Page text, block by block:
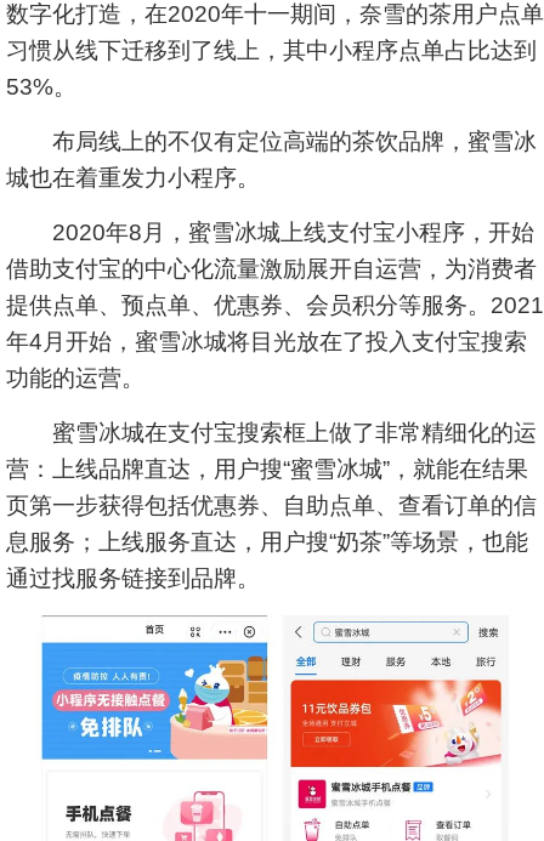
数字化打造，在2020年十一期间，奈雪的茶用户点单
习惯从线下迁移到了线上，其中小程序点单占比达到
53%。
布局线上的不仅有定位高端的茶饮品牌，蜜雪冰
城也在着重发力小程序。
2020年8月，蜜雪冰城上线支付宝小程序，开始
借助支付宝的中心化流量激励展开自运营，为消费者
提供点单、预点单、优惠券、会员积分等服务。2021
年4月开始，蜜雪冰城将目光放在了投入支付宝搜索
功能的运营。
蜜雪冰城在支付宝搜索框上做了非常精细化的运
营：上线品牌直达，用户搜“蜜雪冰城”，就能在结果
页第一步获得包括优惠券、自助点单、查看订单的信
息服务；上线服务直达，用户搜“奶茶”等场景，也能
通过找服务链接到品牌。